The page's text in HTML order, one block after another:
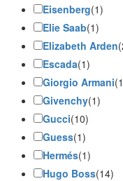
Eisenberg(1)
Elie Saab(1)
Elizabeth Arden
Escada(1)
Giorgio Armani
Givenchy(1)
Gucci(10)
Guess(1)
Hermés(1)
Hugo Boss(14)